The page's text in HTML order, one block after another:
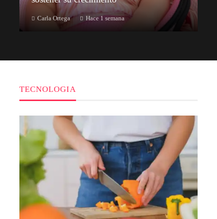
Carla Ortega Hace 1 semana
TECNOLOGIA